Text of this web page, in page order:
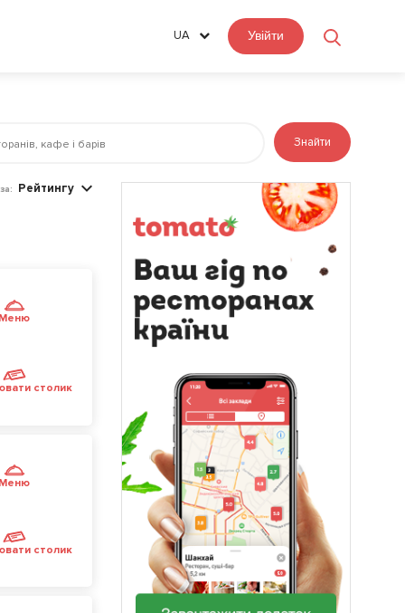
UA Увійти
Знайти
Рейтингу
столик
столик